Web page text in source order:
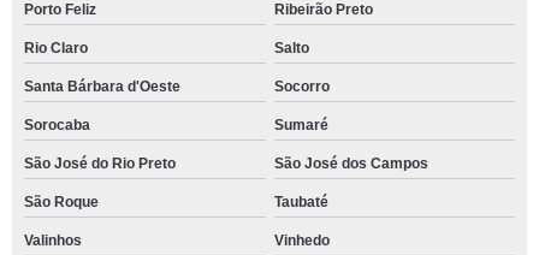
Porto Feliz Ribeirão Preto
Rio Claro Salto
Santa Bárbara d'Oeste Socorro
Sorocaba Sumaré
São José do Rio Preto São José dos Campos
São Roque Taubaté
Valinhos Vinhedo